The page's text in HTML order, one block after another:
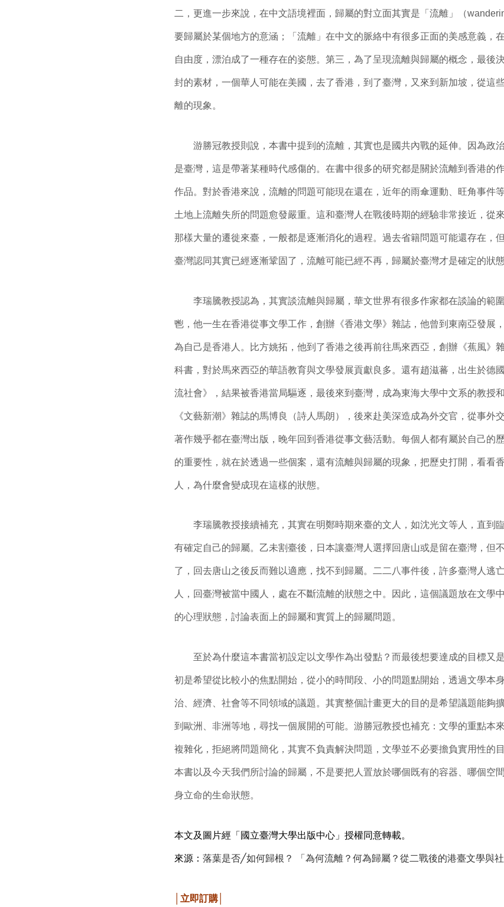
二，更進一步來說，在中文語境裡面，歸屬的對立面其實是「流離」（
要歸屬於某個地方的意涵；「流離」在中文的脈絡中有很多正面的美感意義，
自由度，漂泊成了一種存在的姿態。第三，為了呈現流離與歸屬的概念，最後
封的素材，一個華人可能在美國，去了香港，到了臺灣，又來到新加坡，從這
離的現象。
游勝冠教授則說，本書中提到的流離，其實也是國共內戰的延伸。因為政
是臺灣，這是帶著某種時代感傷的。在書中很多的研究都是關於流離到香港的
作品。對於香港來說，流離的問題可能現在還在，近年的雨傘運動、旺角事件
土地上流離失所的問題愈發嚴重。這和臺灣人在戰後時期的經驗非常接近，從
那樣大量的遷徙來臺，一般都是逐漸消化的過程。過去省籍問題可能還存在，
臺灣認同其實已經逐漸鞏固了，流離可能已經不再，歸屬於臺灣才是確定的狀態
李瑞騰教授認為，其實談流離與歸屬，華文世界有很多作家都在談論的範
鬯，他一生在香港從事文學工作，創辦《香港文學》雜誌，他曾到東南亞發展
為自己是香港人。比方姚拓，他到了香港之後再前往馬來西亞，創辦《蕉風》
科書，對於馬來西亞的華語教育與文學發展貢獻良多。還有趙滋蕃，出生於德
流社會》，結果被香港當局驅逐，最後來到臺灣，成為東海大學中文系的教授
《文藝新潮》雜誌的馬博良（詩人馬朗），後來赴美深造成為外交官，從事外
著作幾乎都在臺灣出版，晚年回到香港從事文藝活動。每個人都有屬於自己的
的重要性，就在於透過一些個案，還有流離與歸屬的現象，把歷史打開，看看
人，為什麼會變成現在這樣的狀態。
李瑞騰教授接續補充，其實在明鄭時期來臺的文人，如沈光文等人，直到
有確定自己的歸屬。乙未割臺後，日本讓臺灣人選擇回唐山或是留在臺灣，但
了，回去唐山之後反而難以適應，找不到歸屬。二二八事件後，許多臺灣人逃
人，回臺灣被當中國人，處在不斷流離的狀態之中。因此，這個議題放在文學
的心理狀態，討論表面上的歸屬和實質上的歸屬問題。
至於為什麼這本書當初設定以文學作為出發點？而最後想要達成的目標又
初是希望從比較小的焦點開始，從小的時間段、小的問題點開始，透過文學本
治、經濟、社會等不同領域的議題。其實整個計畫更大的目的是希望議題能夠
到歐洲、非洲等地，尋找一個展開的可能。游勝冠教授也補充：文學的重點本
複雜化，拒絕將問題簡化，其實不負責解決問題，文學並不必要擔負實用性的
本書以及今天我們所討論的歸屬，不是要把人置放於哪個既有的容器、哪個空
身立命的生命狀態。
本文及圖片經「國立臺灣大學出版中心」授權同意轉載。
來源： 落葉是否╱如何歸根？ 「為何流離？何為歸屬？從二戰後的港臺文學與
│立即訂購│